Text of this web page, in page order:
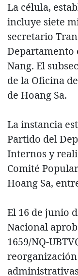
La célula,
incluye siete
secretario
Departamento
Nang. El
de la Oficina
de Hoang Sa.
La instancia
Partido del
Internos y
Comité
Hoang Sa,
El 16 de junio
Nacional
1659/NQ-